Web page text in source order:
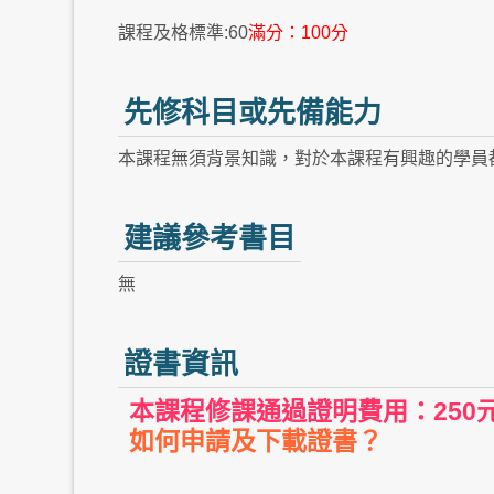
課程及格標準:60滿分：100分
先修科目或先備能力
本課程無須背景知識，對於本課程有興趣的學員
建議參考書目
無
證書資訊
本課程修課通過證明費用：250
如何申請及下載證書？